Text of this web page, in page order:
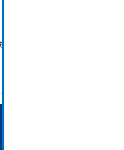
アクセス可能です